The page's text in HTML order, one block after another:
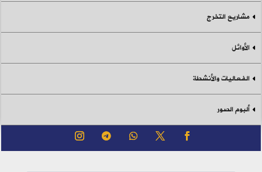
مشاريع التخرج
الأوائل
الفعاليات والأنشطة
ألبوم الصور